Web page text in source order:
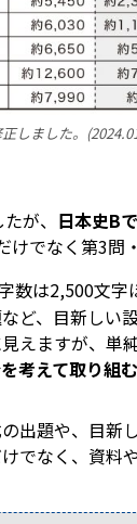
しました。
が、 日本史B
でなく第3
は2,500文字
ど、目新しい
えますが、
考えて取り組む
出題や、目
でなく、資料